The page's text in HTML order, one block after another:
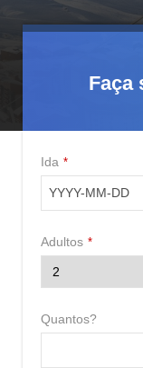
Faça
Ida *
Adultos *
Quantos?